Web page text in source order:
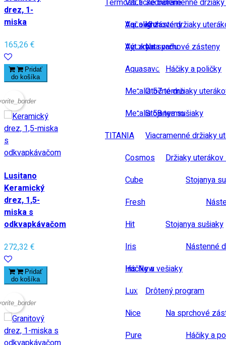
Vane
Vaňové zásteny
Výtoky na vaňu
Termostatické baterie
Aqualight
Aquamat
Aquasave
Metalia 57 termo
Metalia 58 termo
TITANIA
Cosmos
Cube
Fresh
Hit
Iris
Iris New
Lux
Nice
Pure
Jednoramenné
Kruhové držiaky
Na sprchové zásteny
Háčiky a poličky
Otočné držiaky
Stojanya sušiaky
Viacramenné držiaky
Držiaky
Stojanya
Stojanya sušiaky
Nástenné
Háčiky a vešiaky
Drôtený program
Na sprchové
Háčiky a
drez, 1-
miska
165,26 €
Pridať
do košíka
Lusitano
Keramický
drez, 1,5-
miska s
odkvapkávačom
272,32 €
Pridať
do košíka